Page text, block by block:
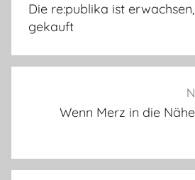
Die re:publika ist
gekauft
Wenn Merz in die